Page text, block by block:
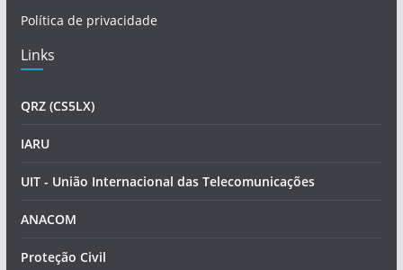
Política de privacidade
Links
QRZ (CS5LX)
IARU
UIT - União Internacional das Telecomunicações
ANACOM
Proteção Civil